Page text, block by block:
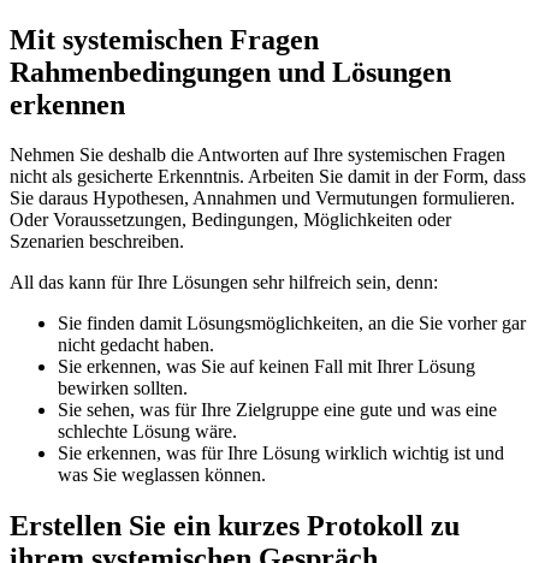
Mit systemischen Fragen
Rahmenbedingungen und Lösungen
erkennen
Nehmen Sie deshalb die Antworten auf Ihre systemischen Fragen
nicht als gesicherte Erkenntnis. Arbeiten Sie damit in der Form, dass
Sie daraus Hypothesen, Annahmen und Vermutungen formulieren.
Oder Voraussetzungen, Bedingungen, Möglichkeiten oder
Szenarien beschreiben.
All das kann für Ihre Lösungen sehr hilfreich sein, denn:
Sie finden damit Lösungsmöglichkeiten, an die Sie vorher gar
nicht gedacht haben.
Sie erkennen, was Sie auf keinen Fall mit Ihrer Lösung
bewirken sollten.
Sie sehen, was für Ihre Zielgruppe eine gute und was eine
schlechte Lösung wäre.
Sie erkennen, was für Ihre Lösung wirklich wichtig ist und
was Sie weglassen können.
Erstellen Sie ein kurzes Protokoll zu